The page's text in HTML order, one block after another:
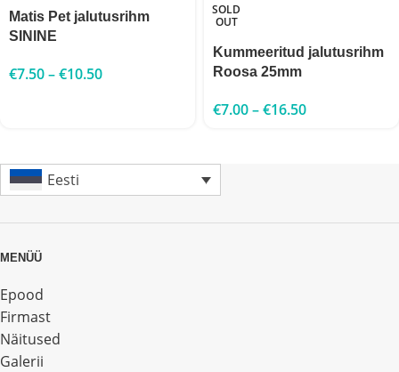
Matis Pet jalutusrihm
SININE
€7.50–€10.50
SOLD
OUT
Kummeeritud jalutusrihm
Roosa 25mm
€7.00–€16.50
Eesti
MENÜÜ
Epood
Firmast
Näitused
Galerii